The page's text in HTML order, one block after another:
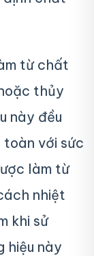
từ chất
thủy
này đều
toàn với sức
làm từ
nhiệt
khi sử
hiệu này